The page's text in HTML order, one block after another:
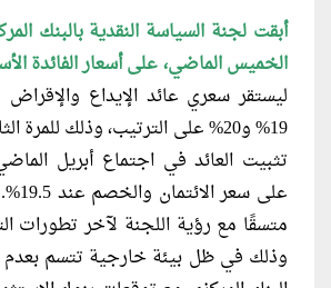
أبقت لجنة السياسة النقدية بالبنك
الخميس الماضي، على أسعار الفائدة
ليستقر سعري عائد الإيداع
تثبيت العائد في اجتماع أبريل
على
متسقًا مع رؤية اللجنة لآخر تطورات
وذلك في ظل بيئة خارجية تتسم بعدم